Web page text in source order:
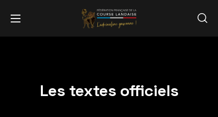
Les textes officiels